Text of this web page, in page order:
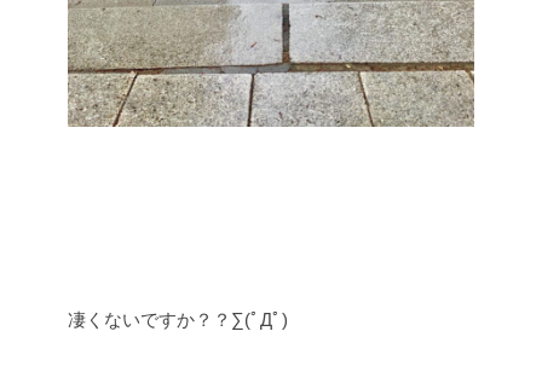
凄くないですか？？∑(ﾟДﾟ)